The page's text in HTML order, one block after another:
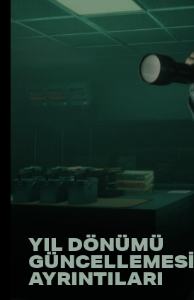
YIL DÖNÜMÜ
GÜNCELLEMESI
AYRINTILARI